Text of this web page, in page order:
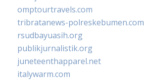
omptourtravels.com
tribratanews-polreskebumen.com
rsudbayuasih.org
publikjurnalistik.org
juneteenthapparel.net
italywarm.com